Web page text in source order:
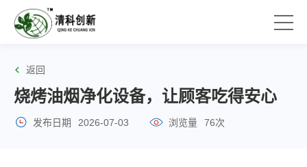
返回
烧烤油烟净化设备，让顾客吃得安心
发布日期 2026-07-03 浏览量 76次